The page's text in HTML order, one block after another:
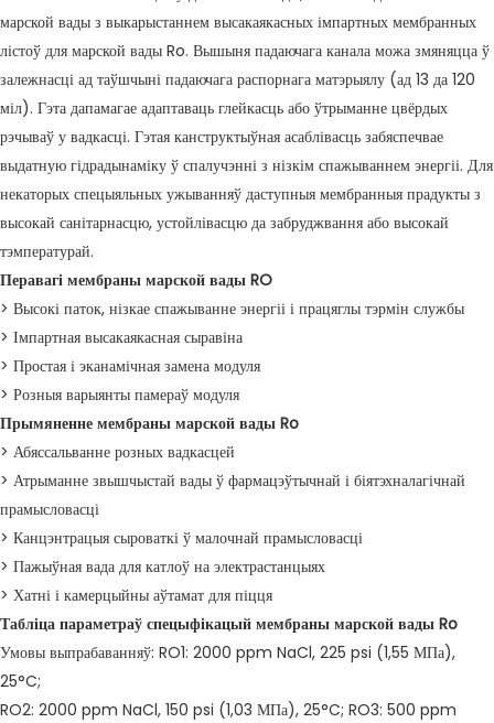
марской вады з выкарыстаннем высакаякасных імпартных мембранных
лістоў для марской вады Ro. Вышыня падаючага канала можа змяняцца ў
залежнасці ад таўшчыні падаючага распорнага матэрыялу (ад 13 да 120
міл). Гэта дапамагае адаптаваць глейкасць або ўтрыманне цвёрдых
рэчываў у вадкасці. Гэтая канструктыўная асаблівасць забяспечвае
выдатную гідрадынаміку ў спалучэнні з нізкім спажываннем энергіі. Для
некаторых спецыяльных ужыванняў даступныя мембранныя прадукты з
высокай санітарнасцю, устойлівасцю да забруджвання або высокай
тэмпературай.
Перавагі мембраны марской вады RO
> Высокі паток, нізкае спажыванне энергіі і працяглы тэрмін службы
> Імпартная высакаякасная сыравіна
> Простая і эканамічная замена модуля
> Розныя варыянты памераў модуля
Прымяненне мембраны марской вады Ro
> Абяссальванне розных вадкасцей
> Атрыманне звышчыстай вады ў фармацэўтычнай і біятэхналагічнай
прамысловасці
> Канцэнтрацыя сыроваткі ў малочнай прамысловасці
> Пажыўная вада для катлоў на электрастанцыях
> Хатні і камерцыйны аўтамат для піцця
Табліца параметраў спецыфікацый мембраны марской вады Ro
Умовы выпрабаванняў: RO1: 2000 ppm NaCl, 225 psi (1,55 МПа),
25°C;
RO2: 2000 ppm NaCl, 150 psi (1,03 МПа), 25°C; RO3: 500 ppm